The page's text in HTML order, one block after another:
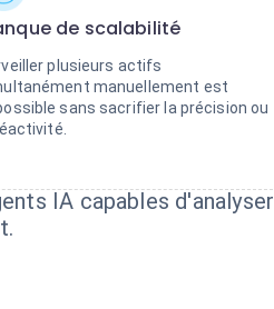
de scalabilité
plusieurs actifs
manuellement est
sans sacrifier la précision ou
IA capables d'analyser